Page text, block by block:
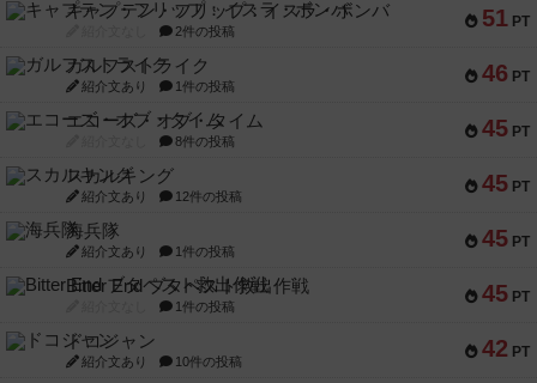
51 PT
キャプテン・フリップ：イスラ・ボンバ
2件の投稿
46 PT
ガルフストライク
紹介文あり 1件の投稿
45 PT
エコーズ・オブ・タイム
8件の投稿
45 PT
スカルキング
紹介文あり 12件の投稿
45 PT
海兵隊
紹介文あり 1件の投稿
45 PT
Bitter End ブタペスト救出作戦
1件の投稿
42 PT
ドコジャン
紹介文あり 10件の投稿